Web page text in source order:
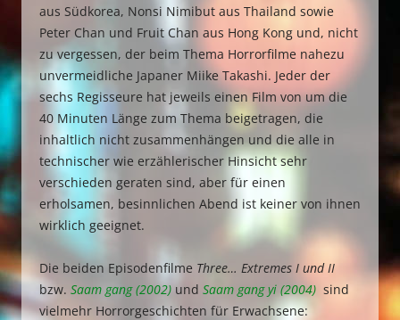
aus Südkorea, Nonsi Nimibut aus Thailand sowie
Peter Chan und Fruit Chan aus Hong Kong und, nicht
zu vergessen, der beim Thema Horrorfilme nahezu
unvermeidliche Japaner Miike Takashi. Jeder der
sechs Regisseure hat jeweils einen Film von um die
40 Minuten Länge zum Thema beigetragen, die
inhaltlich nicht zusammenhängen und die alle in
technischer wie erzählerischer Hinsicht sehr
verschieden geraten sind, aber für einen
erholsamen, besinnlichen Abend ist keiner von ihnen
wirklich geeignet.
Die beiden Episodenfilme Three… Extremes I und II
bzw. Saam gang (2002) und Saam gang yi (2004) sind
vielmehr Horrorgeschichten für Erwachsene: